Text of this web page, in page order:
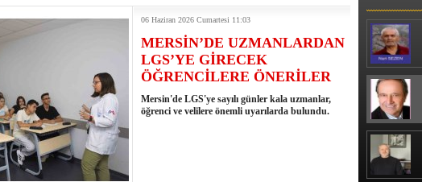
06 Haziran 2026 Cumartesi 11:03
MERSİN’DE UZMANLARDAN
LGS’YE GİRECEK
ÖĞRENCİLERE ÖNERİLER
Mersin'de LGS'ye sayılı günler kala uzmanlar,
öğrenci ve velilere önemli uyarılarda bulundu.